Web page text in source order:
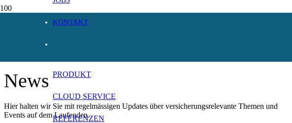
KONTAKT
PRODUKT
CLOUD SERVICE
REFERENZEN
News
Hier halten wir Sie mit regelmässigen Updates über versicherungsrelevante Themen und
Events auf dem Laufenden.